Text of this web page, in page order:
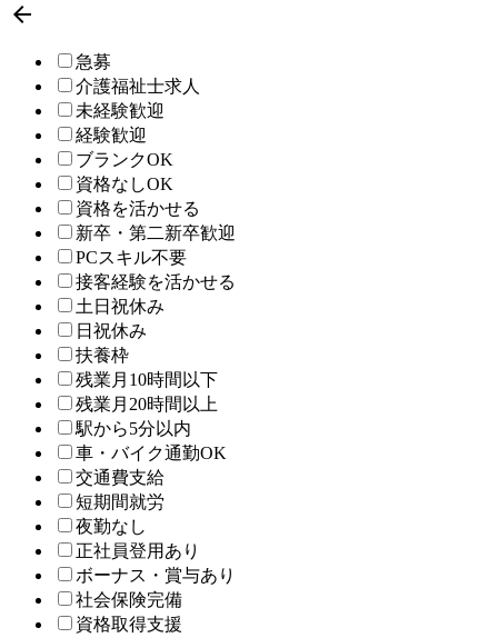

急募
介護福祉士求人
未経験歓迎
経験歓迎
ブランクOK
資格なしOK
資格を活かせる
新卒・第二新卒歓迎
PCスキル不要
接客経験を活かせる
土日祝休み
日祝休み
扶養枠
残業月10時間以下
残業月20時間以上
駅から5分以内
車・バイク通勤OK
交通費支給
短期間就労
夜勤なし
正社員登用あり
ボーナス・賞与あり
社会保険完備
資格取得支援